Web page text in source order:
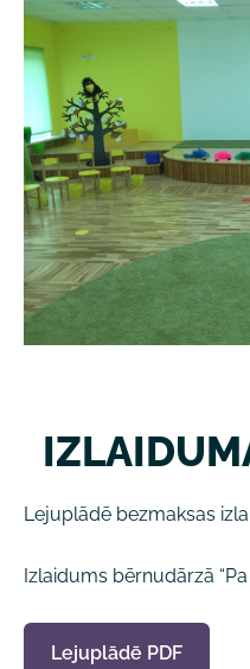
Lejuplādē bezmaksas
Izlaidums bērnudārzā
Lejuplādē PDF